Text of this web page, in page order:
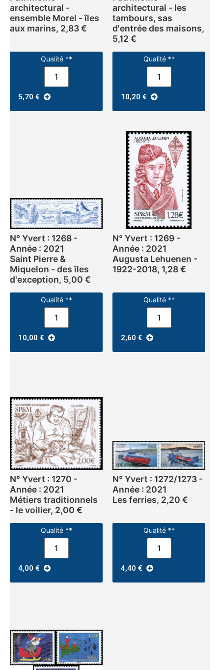
architectural -
ensemble Morel - îles
aux marins, 2,83 €
Qualité **
5,70 €
architectural - les
tambours, sas
d'entrée des maisons,
5,12 €
Qualité **
10,20 €
N° Yvert : 1268 -
Année : 2021
Saint Pierre &
Miquelon - des îles
d'exception, 5,00 €
Qualité **
10,00 €
N° Yvert : 1269 -
Année : 2021
Augusta Lehuenen -
1922-2018, 1,28 €
Qualité **
2,60 €
N° Yvert : 1270 -
Année : 2021
Métiers traditionnels
- le voilier, 2,00 €
Qualité **
4,00 €
N° Yvert : 1272/1273 -
Année : 2021
Les ferries, 2,20 €
Qualité **
4,40 €